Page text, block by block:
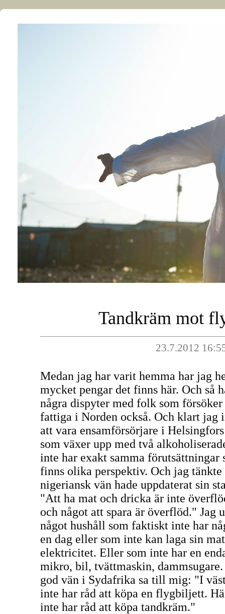
Tandkräm mot
23.7.2012
Medan jag har varit hemma har jag
mycket pengar det finns här. Och så
några dispyter med folk som
fattiga i Norden också. Och klart jag
att vara ensamförsörjare i
som växer upp med två
inte har exakt samma förutsättningar
finns olika perspektiv. Och jag tänkte
nigeriansk vän hade uppdaterat sin
"Att ha mat och dricka är inte
och något att spara är överflöd." Jag
något hushåll som faktiskt inte har
en dag eller som inte kan laga sin
elektricitet. Eller som inte har en
mikro, bil, tvättmaskin, dammsugare.
god vän i Sydafrika sa till mig: "I
inte har råd att köpa en flygbiljett.
inte har råd att köpa tandkräm."